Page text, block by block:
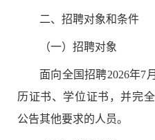
二、招聘对象和条件
（一）招聘对象
面向全国招聘2026年7月
历证书、学位证书，并完
公告其他要求的人员。